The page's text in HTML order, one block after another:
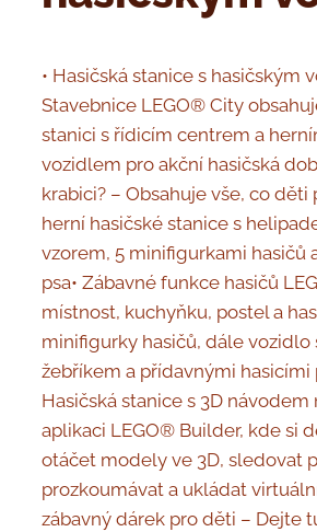
• Hasičská stanice s hasičským
Stavebnice LEGO® City
stanici s řídicím centrem a
vozidlem pro akční hasičská
krabici? – Obsahuje vše, co
herní hasičské stanice s
vzorem, 5 minifigurkami hasičů
psa• Zábavné funkce hasičů
místnost, kuchyňku, postel a
minifigurky hasičů, dále
žebříkem a přídavnými hasicími
Hasičská stanice s 3D
aplikaci LEGO® Builder, kde si
otáčet modely ve 3D, sledovat
prozkoumávat a ukládat
zábavný dárek pro děti – Dejte